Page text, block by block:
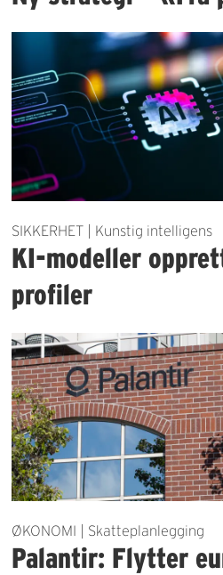
SIKKERHET | Kunstig intelligens
KI-modeller
profiler
ØKONOMI | Skatteplanlegging
Palantir: Flytter